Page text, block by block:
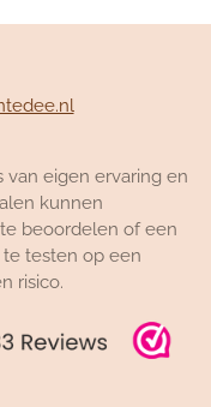
van eigen ervaring en
kunnen
beoordelen of een
testen op een
risico.